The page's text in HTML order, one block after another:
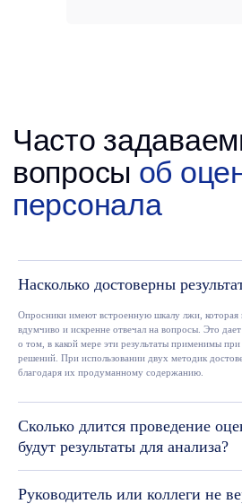
Насколько достоверны
Опросники имеют встроенную шкалу лжи, которая
вдумчиво и искренне отвечал на вопросы. Это
о том, в какой мере эти результаты применимы
решений. При использовании двух методик
благодаря их продуманному содержанию.
Сколько длится проведение
будут результаты для анализа?
Руководитель или коллеги не